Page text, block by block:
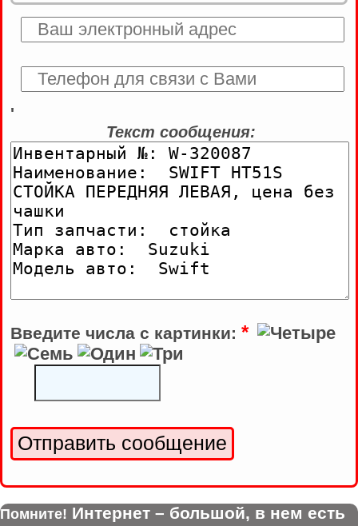
'
Текст сообщения:
Введите числа с картинки: *
Помните! Интернет – большой, в нем есть